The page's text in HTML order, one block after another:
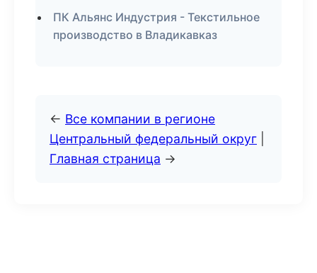
ПК Альянс Индустрия - Текстильное
производство в Владикавказ
← Все компании в регионе
Центральный федеральный округ
Главная страница →